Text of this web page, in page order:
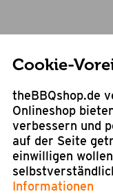
Cookie-
theBBQshop.de
Onlineshop
verbessern und
auf der Seite
einwilligen
Informationen